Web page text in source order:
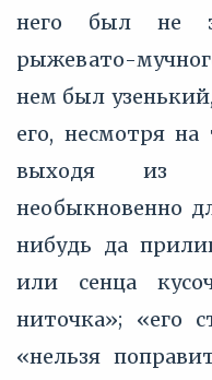
него был не
рыжевато-
нем был
его, несмотря
выходя из
необыкновенно
нибудь да
или сенца
ниточка»; «его
«нельзя